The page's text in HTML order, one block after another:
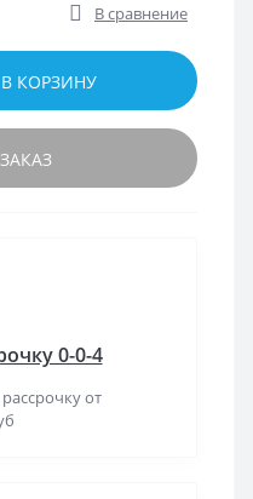
В сравнение
В КОРЗИНУ
0-0-4
от